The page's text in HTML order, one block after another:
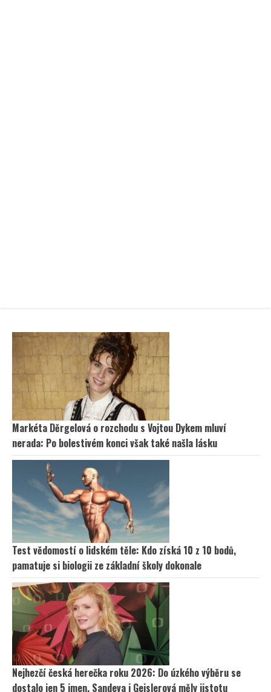
Markéta Děrgelová o rozchodu s Vojtou Dykem mluví
nerada: Po bolestivém konci však také našla lásku
Test vědomostí o lidském těle: Kdo získá 10 z 10 bodů,
pamatuje si biologii ze základní školy dokonale
Nejhezčí česká herečka roku 2026: Do úzkého výběru se
dostalo jen 5 jmen. Sandeva i Geislerová měly jistotu